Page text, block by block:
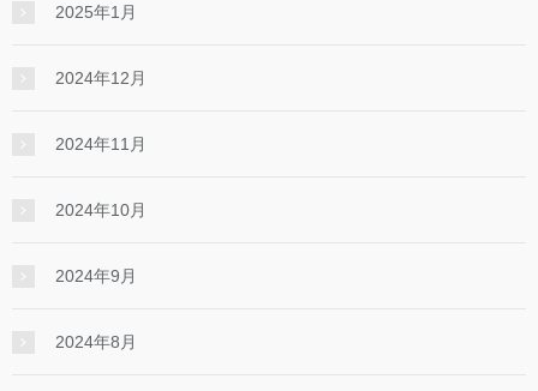
2025年1月
2024年12月
2024年11月
2024年10月
2024年9月
2024年8月